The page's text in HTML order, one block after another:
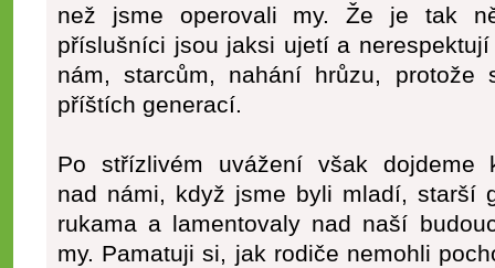
než jsme operovali my. Že je tak
příslušníci jsou jaksi ujetí a
nám, starcům, nahání hrůzu, protože
příštích generací.
Po střízlivém uvážení však dojdeme
nad námi, když jsme byli mladí, starší
rukama a lamentovaly nad naší
my. Pamatuji si, jak rodiče nemohli